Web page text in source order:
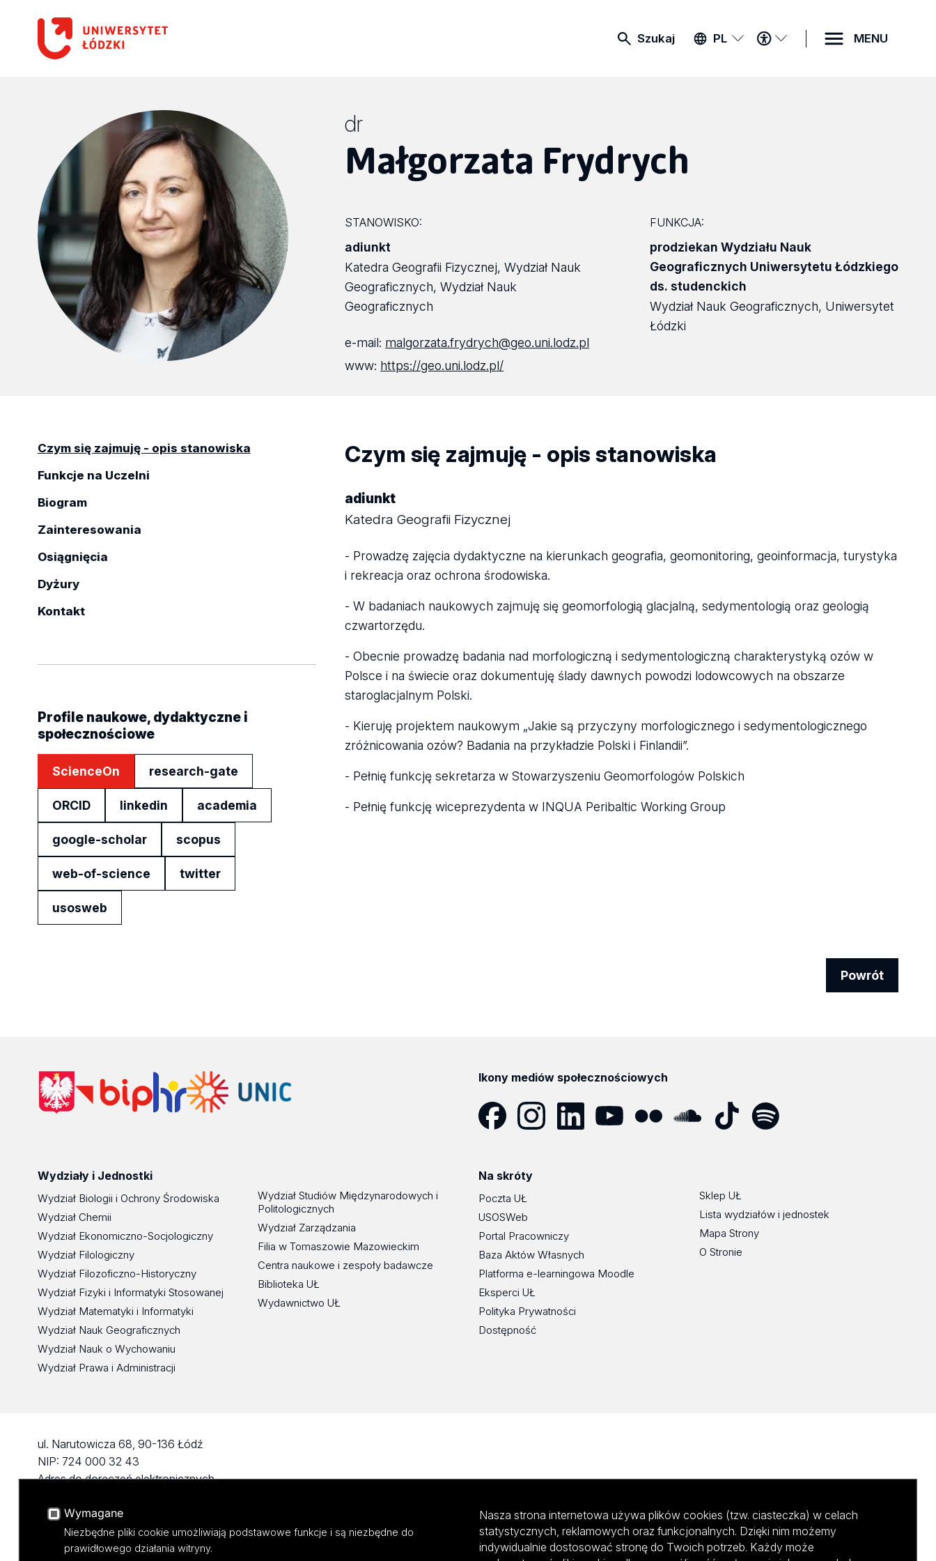
Szukaj PL
MENU
DOSTĘPNOŚCI
MENU
dr
Małgorzata Frydrych
STANOWISKO:
adiunkt
Katedra Geografii Fizycznej, Wydział Nauk
Geograficznych, Wydział Nauk
Geograficznych
e-mail: malgorzata.frydrych@geo.uni.lodz.pl
www: https://geo.uni.lodz.pl/
FUNKCJA:
prodziekan Wydziału Nauk
Geograficznych Uniwersytetu Łódzkiego
ds. studenckich
Wydział Nauk Geograficznych, Uniwersytet
Łódzki
Czym się zajmuję - opis stanowiska
Funkcje na Uczelni
Biogram
Zainteresowania
Osiągnięcia
Dyżury
Kontakt
Profile naukowe, dydaktyczne i
społecznościowe
ScienceOn research-gate
ORCID linkedin academia
google-scholar scopus
web-of-science twitter
usosweb
Czym się zajmuję - opis stanowiska
adiunkt
Katedra Geografii Fizycznej
- Prowadzę zajęcia dydaktyczne na kierunkach geografia, geomonitoring, geoinformacja, turystyka
i rekreacja oraz ochrona środowiska.
- W badaniach naukowych zajmuję się geomorfologią glacjalną, sedymentologią oraz geologią
czwartorzędu.
- Obecnie prowadzę badania nad morfologiczną i sedymentologiczną charakterystyką ozów w
Polsce i na świecie oraz dokumentuję ślady dawnych powodzi lodowcowych na obszarze
staroglacjalnym Polski.
- Kieruję projektem naukowym „Jakie są przyczyny morfologicznego i sedymentologicznego
zróżnicowania ozów? Badania na przykładzie Polski i Finlandii”.
- Pełnię funkcję sekretarza w Stowarzyszeniu Geomorfologów Polskich
- Pełnię funkcję wiceprezydenta w INQUA Peribaltic Working Group
Powrót
Ikony mediów społecznościowych
Wydziały i Jednostki
Wydział Biologii i Ochrony Środowiska
Wydział Chemii
Wydział Ekonomiczno-Socjologiczny
Wydział Filologiczny
Wydział Filozoficzno-Historyczny
Wydział Fizyki i Informatyki Stosowanej
Wydział Matematyki i Informatyki
Wydział Nauk Geograficznych
Wydział Nauk o Wychowaniu
Wydział Prawa i Administracji
Wydział Studiów Międzynarodowych i
Politologicznych
Wydział Zarządzania
Filia w Tomaszowie Mazowieckim
Centra naukowe i zespoły badawcze
Biblioteka UŁ
Wydawnictwo UŁ
Na skróty
Poczta UŁ
USOSWeb
Portal Pracowniczy
Baza Aktów Własnych
Platforma e-learningowa Moodle
Eksperci UŁ
Polityka Prywatności
Dostępność
Sklep UŁ
Lista wydziałów i jednostek
Mapa Strony
O Stronie
ul. Narutowicza 68, 90-136 Łódź
NIP: 724 000 32 43
Adres do doręczeń elektronicznych
KONTAKT
Wymagane
Niezbędne pliki cookie umożliwiają podstawowe funkcje i są niezbędne do
prawidłowego działania witryny.
Nasza strona internetowa używa plików cookies (tzw. ciasteczka) w celach
statystycznych, reklamowych oraz funkcjonalnych. Dzięki nim możemy
indywidualnie dostosować stronę do Twoich potrzeb. Każdy może